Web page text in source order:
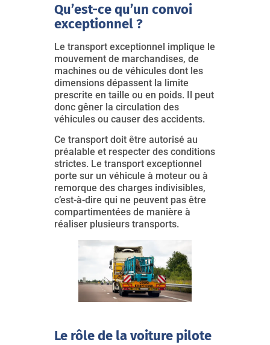
Qu’est-ce qu’un convoi
exceptionnel ?
Le transport exceptionnel implique le
mouvement de marchandises, de
machines ou de véhicules dont les
dimensions dépassent la limite
prescrite en taille ou en poids. Il peut
donc gêner la circulation des
véhicules ou causer des accidents.
Ce transport doit être autorisé au
préalable et respecter des conditions
strictes. Le transport exceptionnel
porte sur un véhicule à moteur ou à
remorque des charges indivisibles,
c’est-à-dire qui ne peuvent pas être
compartimentées de manière à
réaliser plusieurs transports.
Le rôle de la voiture pilote